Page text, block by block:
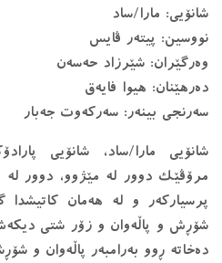
شانۆیی: مارا/ساد
نووسین: پیتەر ڤایس
وەرگێران: شێرزاد حەسەن
دەرهێنان: هیوا فایەق
سەرنجی بینەر: سەرکەوت جەبار
شانۆیی مارا/ساد، شانۆیی
مرۆڤێک دوور له‌ مێژوو، دوور
پرسیارکه‌ر و له‌ هه‌مان کاتیشدا
شۆڕش و پاڵه‌وان و زۆر شتی
ده‌خاته‌ ڕوو به‌رامبه‌ر پاڵه‌وان و